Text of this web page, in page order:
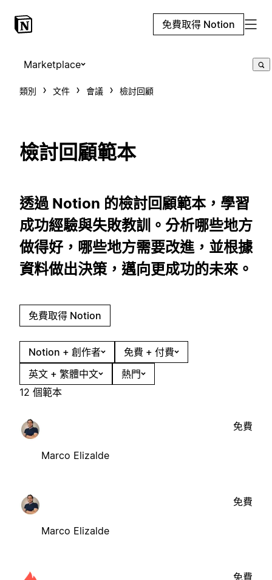
免費取得 Notion
Marketplace
類別 文件 會議 檢討回顧
檢討回顧範本
透過 Notion 的檢討回顧範本，學習
成功經驗與失敗教訓。分析哪些地方
做得好，哪些地方需要改進，並根據
資料做出決策，邁向更成功的未來。
免費取得 Notion
Notion + 創作者
免費 + 付費
英文 + 繁體中文
熱門
12 個範本
Marco Elizalde
免費
Marco Elizalde
免費
免費